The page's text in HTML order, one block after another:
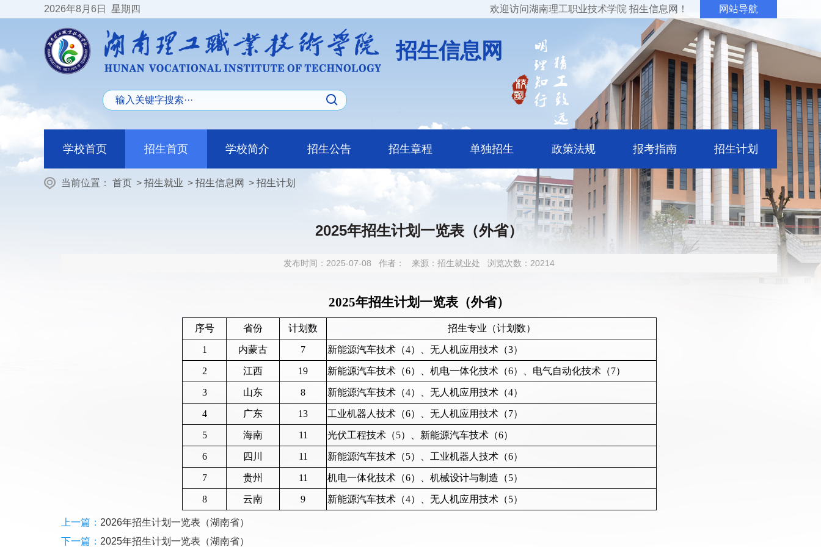
2026年8月6日 星期四 欢迎访问湖南理工职业技术学院 招生信息网！ 网站导航
招生信息网
学校首页 招生首页 学校简介 招生公告 招生章程 单独招生 政策法规 报考指南 招生计划
当前位置： 首页 > 招生就业 > 招生信息网 > 招生计划
2025年招生计划一览表（外省）
发布时间：2025-07-08 作者： 来源：招生就业处 浏览次数： 20214
2025年招生计划一览表（外省）
序号 省份 计划数 招生专业（计划数）
1 内蒙古 7 新能源汽车技术（4）、无人机应用技术（3）
2 江西 19 新能源汽车技术（6）、机电一体化技术（6）、电气自动化技术（7）
3 山东 8 新能源汽车技术（4）、无人机应用技术（4）
4 广东 13 工业机器人技术（6）、无人机应用技术（7）
5 海南 11 光伏工程技术（5）、新能源汽车技术（6）
6 四川 11 新能源汽车技术（5）、工业机器人技术（6）
7 贵州 11 机电一体化技术（6）、机械设计与制造（5）
8 云南 9 新能源汽车技术（4）、无人机应用技术（5）
上一篇： 2026年招生计划一览表（湖南省）
下一篇： 2025年招生计划一览表（湖南省）